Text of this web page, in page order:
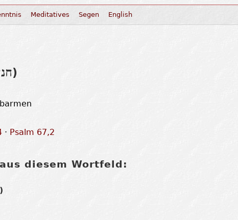
)
· Psalm 67,2
diesem Wortfeld:
)
Meditatives Segen English